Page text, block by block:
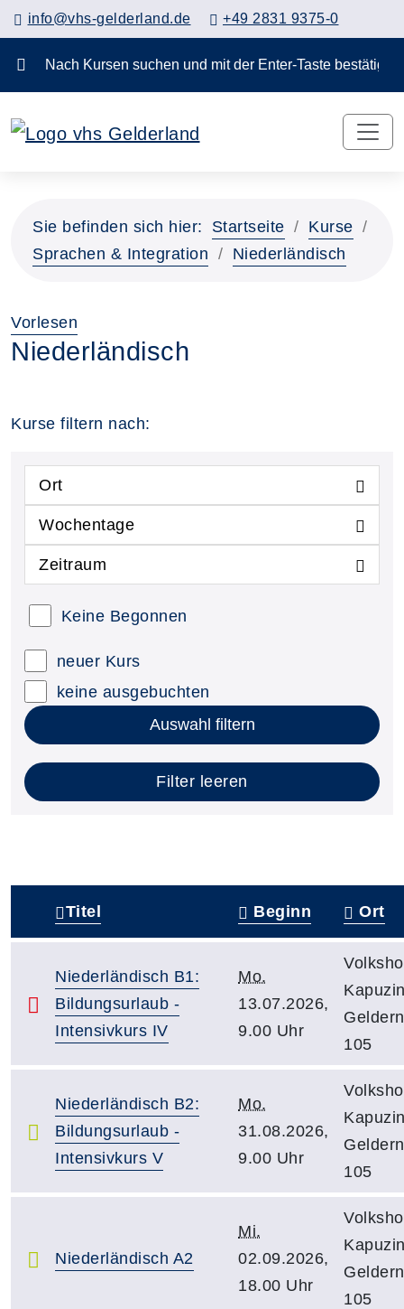
info@vhs-gelderland.de +49 2831 9375-0
Sie befinden sich hier: Startseite
Kurse
Sprachen & Integration
Niederländisch
Vorlesen
Niederländisch
Kurse filtern nach:
Ort
Wochentage
Zeitraum
Keine Begonnen
neuer Kurs
keine ausgebuchten
Auswahl filtern
Filter leeren
Titel Beginn Ort
Niederländisch B1:
Bildungsurlaub -
Intensivkurs IV
Mo.
13.07.2026,
9.00 Uhr
105
Niederländisch B2:
Bildungsurlaub -
Intensivkurs V
Mo.
31.08.2026,
9.00 Uhr
105
Niederländisch A2
Mi.
02.09.2026,
18.00 Uhr
105